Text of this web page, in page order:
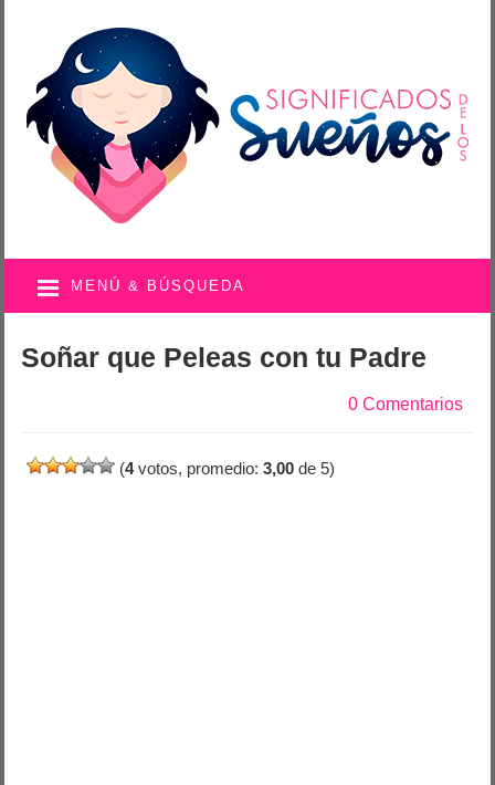
MENÚ & BÚSQUEDA
Soñar que Peleas con tu Padre
0 Comentarios
(4votos, promedio:3,00 de 5)